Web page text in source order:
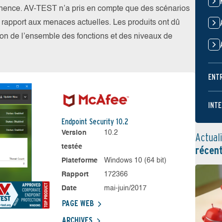
AV-TEST n’a pris en compte que des scénarios
aux menaces actuelles. Les produits ont dû
de l’ensemble des fonctions et des niveaux de
Endpoint Security 10.2
Version
testée
10.2
Plateforme
Windows 10 (64 bit)
Rapport
172366
Date
mai-juin/2017
PAGE WEB